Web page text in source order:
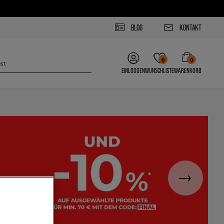
BLOG KONTAKT
EINLOGGEN
0
WUNSCHLISTE
0
WARENKORB